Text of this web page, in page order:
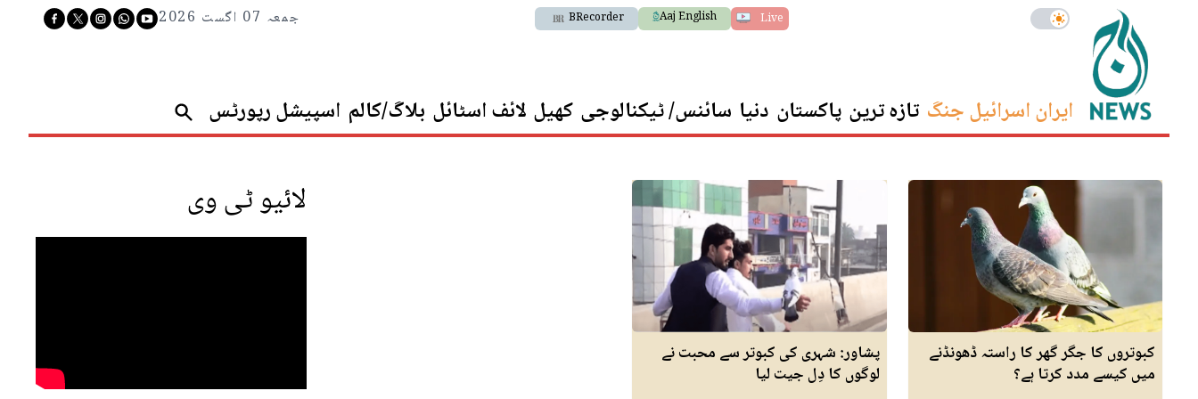
Live
Aaj English
BRecorder جمعہ 07 اگست 2026
ایران اسرائیل جنگ تازہ ترین پاکستان دنیا سائنس/ ٹیکنالوجی کھیل لائف اسٹائل بلاگ/کالم اسپیشل رپورٹس
کبوتروں کا جگر گھر کا راستہ ڈھونڈنے
میں کیسے مدد کرتا ہے؟
پشاور: شہری کی کبوتر سے محبت نے
لوگوں کا دِل جیت لیا
لائیو ٹی وی